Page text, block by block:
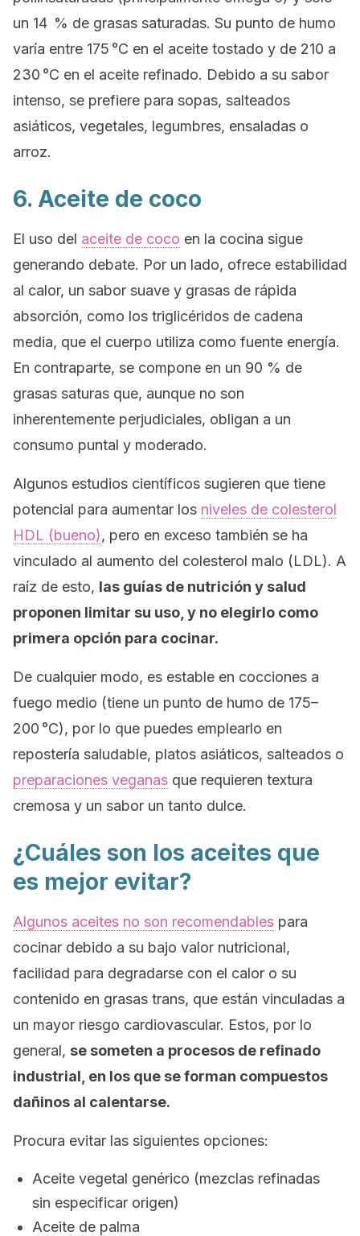
un 14 % de grasas saturadas. Su punto de humo
varía entre 175 °C en el aceite tostado y de 210 a
230 °C en el aceite refinado. Debido a su sabor
intenso, se prefiere para sopas, salteados
asiáticos, vegetales, legumbres, ensaladas o
arroz.
6. Aceite de coco
El uso del aceite de coco en la cocina sigue
generando debate. Por un lado, ofrece estabilidad
al calor, un sabor suave y grasas de rápida
absorción, como los triglicéridos de cadena
media, que el cuerpo utiliza como fuente energía.
En contraparte, se compone en un 90 % de
grasas saturas que, aunque no son
inherentemente perjudiciales, obligan a un
consumo puntal y moderado.
Algunos estudios científicos sugieren que tiene
potencial para aumentar los niveles de colesterol
HDL (bueno), pero en exceso también se ha
vinculado al aumento del colesterol malo (LDL). A
raíz de esto, las guías de nutrición y salud
proponen limitar su uso, y no elegirlo como
primera opción para cocinar.
De cualquier modo, es estable en cocciones a
fuego medio (tiene un punto de humo de 175–
200 °C), por lo que puedes emplearlo en
repostería saludable, platos asiáticos, salteados o
preparaciones veganas que requieren textura
cremosa y un sabor un tanto dulce.
¿Cuáles son los aceites que
es mejor evitar?
Algunos aceites no son recomendables para
cocinar debido a su bajo valor nutricional,
facilidad para degradarse con el calor o su
contenido en grasas trans, que están vinculadas a
un mayor riesgo cardiovascular. Estos, por lo
general, se someten a procesos de refinado
industrial, en los que se forman compuestos
dañinos al calentarse.
Procura evitar las siguientes opciones:
Aceite vegetal genérico (mezclas refinadas
sin especificar origen)
Aceite de palma